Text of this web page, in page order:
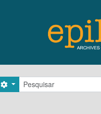
Pesquisar
Search options